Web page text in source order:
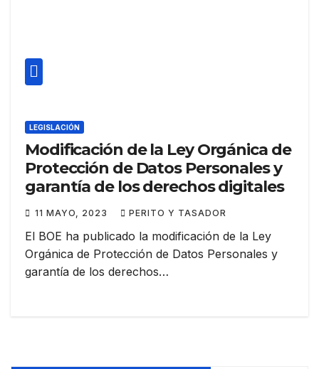
LEGISLACIÓN
Modificación de la Ley Orgánica de
Protección de Datos Personales y
garantía de los derechos digitales
11 MAYO, 2023 PERITO Y TASADOR
El BOE ha publicado la modificación de la Ley
Orgánica de Protección de Datos Personales y
garantía de los derechos…